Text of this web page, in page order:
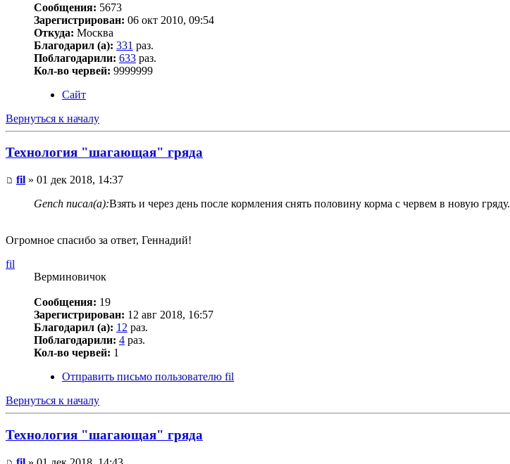
Сообщения: 5673
Зарегистрирован: 06 окт 2010, 09:54
Откуда: Москва
Благодарил (а): 331 раз.
Поблагодарили: 633 раз.
Кол-во червей: 9999999
Сайт
Вернуться к началу
Технология "шагающая" гряда
fil » 01 дек 2018, 14:37
Gench писал(а):Взять и через день после кормления снять половину корма с червем в новую гряду.
Огромное спасибо за ответ, Геннадий!
fil
Верминовичок
Сообщения: 19
Зарегистрирован: 12 авг 2018, 16:57
Благодарил (а): 12 раз.
Поблагодарили: 4 раз.
Кол-во червей: 1
Отправить письмо пользователю fil
Вернуться к началу
Технология "шагающая" гряда